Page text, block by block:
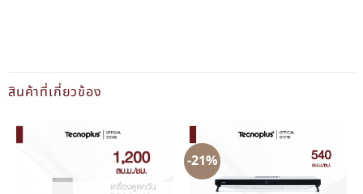
สินค้าที่เกี่ยวข้อง
-21%